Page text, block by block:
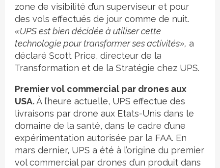
zone de visibilité d’un superviseur et pour
des vols effectués de jour comme de nuit.
«UPS est bien décidée à utiliser cette
technologie pour transformer ses activités», a
déclaré Scott Price, directeur de la
Transformation et de la Stratégie chez UPS.
Premier vol commercial par drones aux
USA.À l’heure actuelle, UPS effectue des
livraisons par drone aux Etats-Unis dans le
domaine de la santé, dans le cadre d’une
expérimentation autorisée par la FAA. En
mars dernier, UPS a été à l’origine du premier
vol commercial par drones d’un produit dans